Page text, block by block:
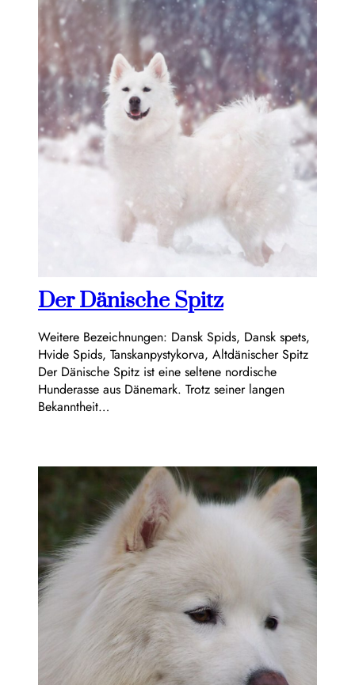
Der Dänische Spitz
Weitere Bezeichnungen: Dansk Spids, Dansk spets,
Hvide Spids, Tanskanpystykorva, Altdänischer Spitz
Der Dänische Spitz ist eine seltene nordische
Hunderasse aus Dänemark. Trotz seiner langen
Bekanntheit…